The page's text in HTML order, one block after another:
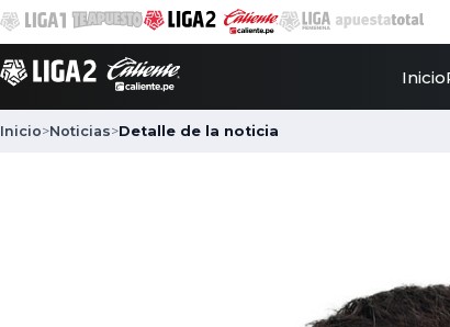
Inicio
Inicio>Noticias>Detalle de la noticia